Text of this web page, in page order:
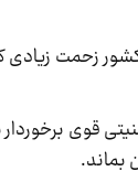
زحمت زیادی
قوی
بماند.